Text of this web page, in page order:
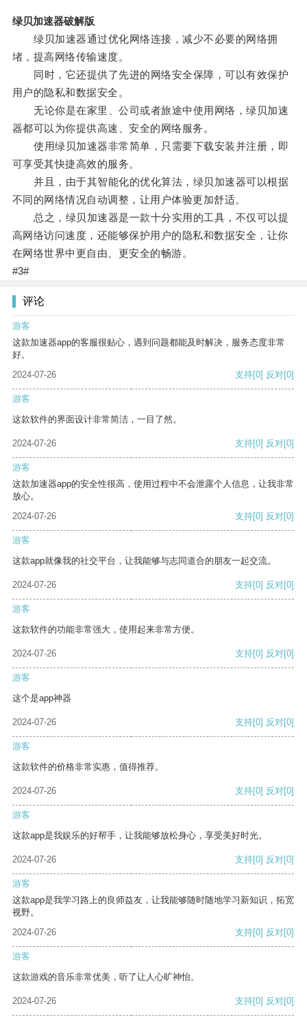
绿贝加速器破解版
绿贝加速器通过优化网络连接，减少不必要的网络拥
堵，提高网络传输速度。
同时，它还提供了先进的网络安全保障，可以有效保护
用户的隐私和数据安全。
无论你是在家里、公司或者旅途中使用网络，绿贝加速
器都可以为你提供高速、安全的网络服务。
使用绿贝加速器非常简单，只需要下载安装并注册，即
可享受其快捷高效的服务。
并且，由于其智能化的优化算法，绿贝加速器可以根据
不同的网络情况自动调整，让用户体验更加舒适。
总之，绿贝加速器是一款十分实用的工具，不仅可以提
高网络访问速度，还能够保护用户的隐私和数据安全，让你
在网络世界中更自由、更安全的畅游。
#3#
评论
游客
这款加速器app的客服很贴心，遇到问题都能及时解决，服务态度非常
好。
2024-07-26
支持[0] 反对[0]
游客
这款软件的界面设计非常简洁，一目了然。
2024-07-26 支持[0] 反对[0]
游客
这款加速器app的安全性很高，使用过程中不会泄露个人信息，让我非常
放心。
2024-07-26
支持[0] 反对[0]
游客
这款app就像我的社交平台，让我能够与志同道合的朋友一起交流。
2024-07-26 支持[0] 反对[0]
游客
这款软件的功能非常强大，使用起来非常方便。
2024-07-26 支持[0] 反对[0]
游客
这个是app神器
2024-07-26 支持[0] 反对[0]
游客
这款软件的价格非常实惠，值得推荐。
2024-07-26 支持[0] 反对[0]
游客
这款app是我娱乐的好帮手，让我能够放松身心，享受美好时光。
2024-07-26 支持[0] 反对[0]
游客
这款app是我学习路上的良师益友，让我能够随时随地学习新知识，拓宽
视野。
2024-07-26
支持[0] 反对[0]
游客
这款游戏的音乐非常优美，听了让人心旷神怡。
2024-07-26 支持[0] 反对[0]